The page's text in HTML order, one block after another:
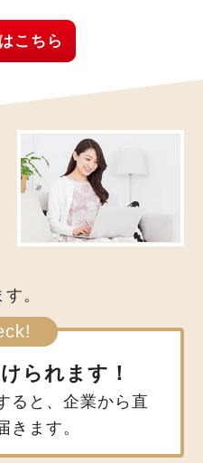
こちら
。
られます！
ると、企業から直
きます。